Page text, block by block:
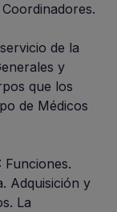
de la
y
que los
de Médicos
Adquisición y
La